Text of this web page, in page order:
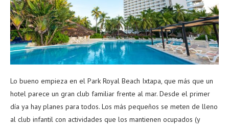
Lo bueno empieza en el Park Royal Beach Ixtapa, que más que un
hotel parece un gran club familiar frente al mar. Desde el primer
día ya hay planes para todos. Los más pequeños se meten de lleno
al club infantil con actividades que los mantienen ocupados (y